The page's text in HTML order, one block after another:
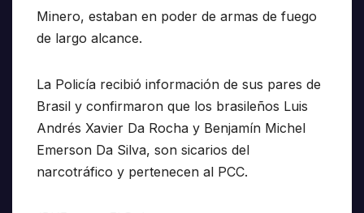
Minero, estaban en poder de armas de fuego
de largo alcance.
La Policía recibió información de sus pares de
Brasil y confirmaron que los brasileños Luis
Andrés Xavier Da Rocha y Benjamín Michel
Emerson Da Silva, son sicarios del
narcotráfico y pertenecen al PCC.